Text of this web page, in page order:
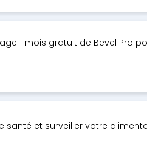
1 mois gratuit de Bevel Pro
et surveiller votre